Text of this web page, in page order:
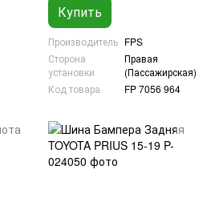
Купить
Производитель FPS
Сторона
установки
Правая
(Пассажирская)
Код товара
FP 7056 964